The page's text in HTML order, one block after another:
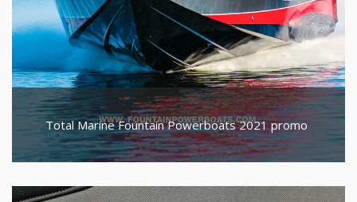
Total Marine Fountain Powerboats 2021 promo